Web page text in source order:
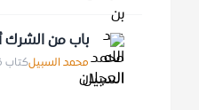
باب من الشرك أن
محمد السبيلكتاب